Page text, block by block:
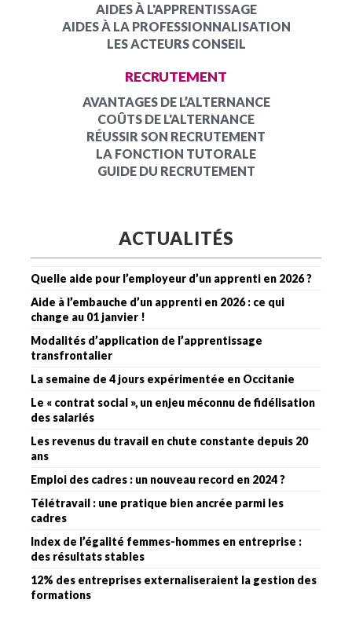
AIDES À L'APPRENTISSAGE
AIDES À LA PROFESSIONNALISATION
LES ACTEURS CONSEIL
RECRUTEMENT
AVANTAGES DE L’ALTERNANCE
COÛTS DE L'ALTERNANCE
RÉUSSIR SON RECRUTEMENT
LA FONCTION TUTORALE
GUIDE DU RECRUTEMENT
ACTUALITÉS
Quelle aide pour l’employeur d’un apprenti en 2026 ?
Aide à l’embauche d’un apprenti en 2026 : ce qui
change au 01 janvier !
Modalités d’application de l’apprentissage
transfrontalier
La semaine de 4 jours expérimentée en Occitanie
Le « contrat social », un enjeu méconnu de fidélisation
des salariés
Les revenus du travail en chute constante depuis 20
ans
Emploi des cadres : un nouveau record en 2024 ?
Télétravail : une pratique bien ancrée parmi les
cadres
Index de l’égalité femmes-hommes en entreprise :
des résultats stables
12% des entreprises externaliseraient la gestion des
formations